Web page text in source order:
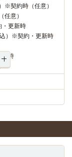
※契約時（任意）
意）
更新時
）※契約・更新時
新時